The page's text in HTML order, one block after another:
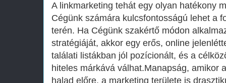
A linkmarketing tehát egy olyan hatékony
Cégünk számára kulcsfontosságú lehet a
terén. Ha Cégünk szakértő módon
stratégiáját, akkor egy erős, online
találati listákban jól pozícionált, és a
hiteles márkává válhat.Manapság, amikor
halad előre, a marketing területe is